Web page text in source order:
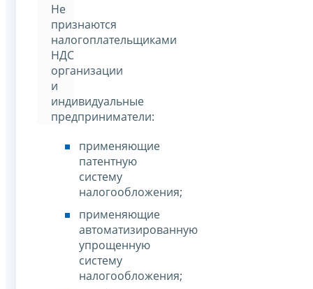
Не
признаются
налогоплательщиками
НДС
организации
и
индивидуальные
предприниматели:
применяющие
патентную
систему
налогообложения;
применяющие
автоматизированную
упрощенную
систему
налогообложения;